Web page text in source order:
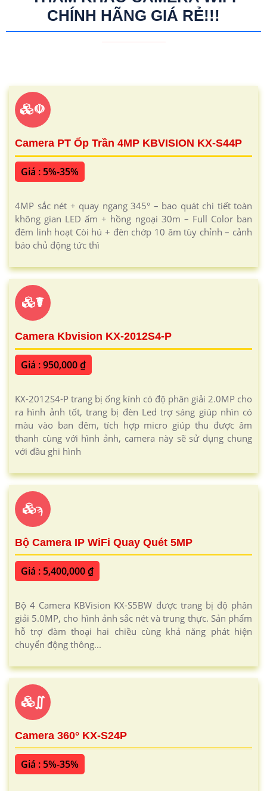
CHÍNH HÃNG GIÁ RẺ!!!
☫
Camera PT Ốp Trần 4MP KBVISION KX-S44P
Giá : 5%-35%
4MP sắc nét + quay ngang 345° – bao quát chi tiết toàn
không gian LED ấm + hồng ngoại 30m – Full Color ban
đêm linh hoạt Còi hú + đèn chớp 10 âm tùy chỉnh – cảnh
báo chủ động tức thì
☤
Camera Kbvision KX-2012S4-P
Giá : 950,000 ₫
KX-2012S4-P trang bị ống kính có độ phân giải 2.0MP cho
ra hình ảnh tốt, trang bị đèn Led trợ sáng giúp nhìn có
màu vào ban đêm, tích hợp micro giúp thu được âm
thanh cùng với hình ảnh, camera này sẽ sử dụng chung
với đầu ghi hình
ϡ
Bộ Camera IP WiFi Quay Quét 5MP
Giá : 5,400,000 ₫
Bộ 4 Camera KBVision KX-S5BW được trang bị độ phân
giải 5.0MP, cho hình ảnh sắc nét và trung thực. Sản phẩm
hỗ trợ đàm thoại hai chiều cùng khả năng phát hiện
chuyển động thông...
∬
Camera 360° KX-S24P
Giá : 5%-35%